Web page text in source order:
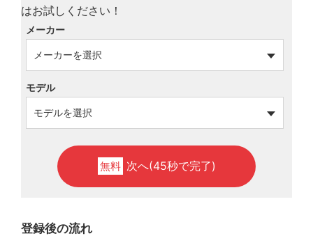
メーカー
モデル
無料 次へ(45秒で完了)
登録後の流れ